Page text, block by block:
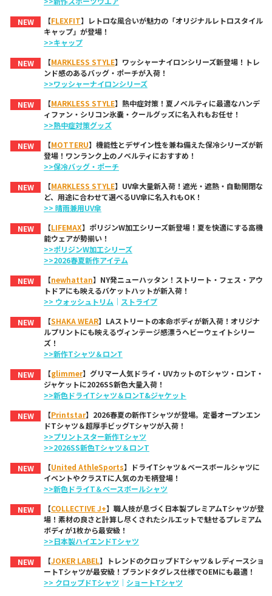
NEW
【FLEXFIT】レトロな風合いが魅力の「オリジナルレトロスタイル
キャップ」が登場！
>>キャップ
NEW
【MARKLESS STYLE】ワッシャーナイロンシリーズ新登場！トレ
ンド感のあるバッグ・ポーチが入荷！
>>ワッシャーナイロンシリーズ
NEW
【MARKLESS STYLE】熱中症対策！夏ノベルティに最適なハンデ
ィファン・シリコン氷嚢・クールグッズに名入れもお任せ！
>>熱中症対策グッズ
NEW
【MOTTERU】機能性とデザイン性を兼ね備えた保冷シリーズが新
登場！ワンランク上のノベルティにおすすめ！
>>保冷バッグ・ポーチ
NEW
【MARKLESS STYLE】UV傘大量新入荷！遮光・遮熱・自動開閉な
ど、用途に合わせて選べるUV傘に名入れもOK！
>> 晴雨兼用UV傘
NEW
【LIFEMAX】ポリジンW加工シリーズ新登場！夏を快適にする高機
能ウェアが勢揃い！
>>ポリジンW加工シリーズ
>>2026春夏新作アイテム
NEW
【newhattan】NY発ニューハッタン！ストリート・フェス・アウ
トドアにも映えるバケットハットが新入荷！
>> ウォッシュトリム ｜ ストライプ
NEW
【SHAKA WEAR】LAストリートの本命ボディが新入荷！オリジナ
ルプリントにも映えるヴィンテージ感漂うヘビーウェイトシリー
ズ！
>>新作Tシャツ＆ロンT
NEW
【glimmer】グリマー人気ドライ・UVカットのTシャツ・ロンT・
ジャケットに2026SS新色大量入荷！
>>新色ドライTシャツ＆ロンT&ジャケット
NEW
【Printstar】2026春夏の新作Tシャツが登場。定番オープンエン
ドTシャツ＆超厚手ビッグTシャツが入荷！
>>プリントスター新作Tシャツ
>>2026SS新色Tシャツ＆ロンT
NEW
【United AthleSports】ドライTシャツ＆ベースボールシャツに
イベントやクラスTに人気のカモ柄登場！
>>新色ドライT＆ベースボールシャツ
NEW
【COLLECTIVE J+】職人技が息づく日本製プレミアムTシャツが登
場！素材の良さと計算し尽くされたシルエットで魅せるプレミアム
ボディが1枚から最安級！
>>日本製ハイエンドTシャツ
NEW
【JOKER LABEL】トレンドのクロップドTシャツ＆レディースショ
ートTシャツが最安級！ブランドタグレス仕様でOEMにも最適！
>> クロップドTシャツ ｜ ショートTシャツ